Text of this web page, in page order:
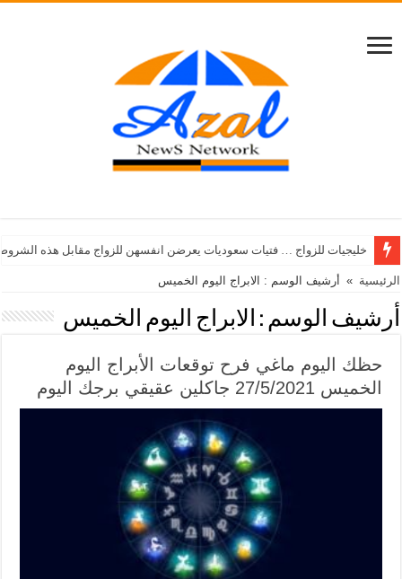
خليجيات للزواج … فتيات سعوديات يعرضن انفسهن للزواج مقابل هذه
الرئيسية » أرشيف الوسم : الابراج اليوم الخميس
أرشيف الوسم : الابراج اليوم الخميس
حظك اليوم ماغي فرح توقعات الأبراج اليوم
الخميس 27/5/2021 جاكلين عقيقي برجك اليوم